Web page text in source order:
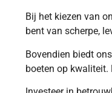
Bij het kiezen van
bent van scherpe,
Bovendien biedt
boeten op kwaliteit.